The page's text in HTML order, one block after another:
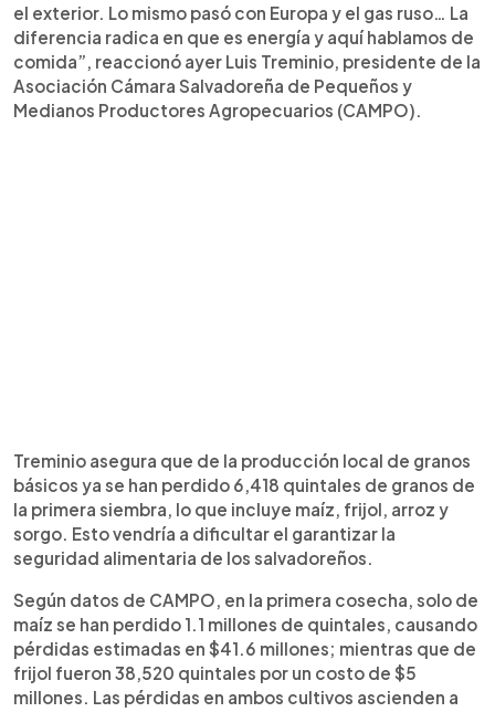
el exterior. Lo mismo pasó con Europa y el gas ruso… La
diferencia radica en que es energía y aquí hablamos de
comida”, reaccionó ayer Luis Treminio, presidente de la
Asociación Cámara Salvadoreña de Pequeños y
Medianos Productores Agropecuarios (CAMPO).
Treminio asegura que de la producción local de granos
básicos ya se han perdido 6,418 quintales de granos de
la primera siembra, lo que incluye maíz, frijol, arroz y
sorgo. Esto vendría a dificultar el garantizar la
seguridad alimentaria de los salvadoreños.
Según datos de CAMPO, en la primera cosecha, solo de
maíz se han perdido 1.1 millones de quintales, causando
pérdidas estimadas en $41.6 millones; mientras que de
frijol fueron 38,520 quintales por un costo de $5
millones. Las pérdidas en ambos cultivos ascienden a